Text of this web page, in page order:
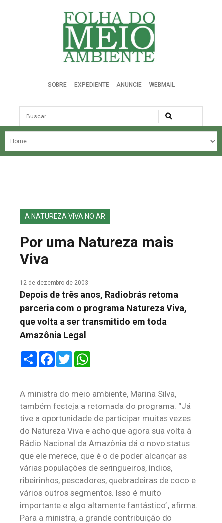
Folha do Meio Ambiente
SOBRE EXPEDIENTE ANUNCIE WEBMAIL
Busca
NOSSA HISTÓRIA
EDIÇÕES ANTERIORES
FALE CONOSCO
A NATUREZA VIVA NO AR
Por uma Natureza mais
Viva
12 de dezembro de 2003
Depois de três anos, Radiobrás retoma
parceria com o programa Natureza Viva,
que volta a ser transmitido em toda
Amazônia Legal
ShareFacebook
Twitter
A ministra do meio ambiente, Marina Silva,
também festeja a retomada do programa. “Já
tive a oportunidade de participar muitas vezes
do Natureza Viva e acho que agora sua volta à
Rádio Nacional da Amazônia dá o novo status
que ele merece, que é o de poder alcançar as
várias populações de seringueiros, índios,
ribeirinhos, pescadores, quebradeiras de coco e
vários outros segmentos. Isso é muito
importante e algo altamente fantástico”, afirma.
Para a ministra, a grande contribuição do